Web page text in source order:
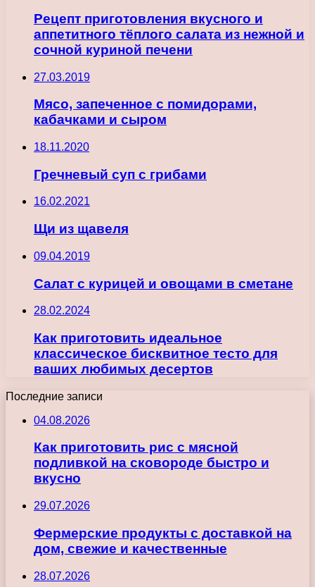
Рецепт приготовления вкусного и
аппетитного тёплого салата из нежной и
сочной куриной печени
27.03.2019
Мясо, запеченное с помидорами,
кабачками и сыром
18.11.2020
Гречневый суп с грибами
16.02.2021
Щи из щавеля
09.04.2019
Салат с курицей и овощами в сметане
28.02.2024
Как приготовить идеальное
классическое бисквитное тесто для
ваших любимых десертов
Последние записи
04.08.2026
Как приготовить рис с мясной
подливкой на сковороде быстро и
вкусно
29.07.2026
Фермерские продукты с доставкой на
дом, свежие и качественные
28.07.2026